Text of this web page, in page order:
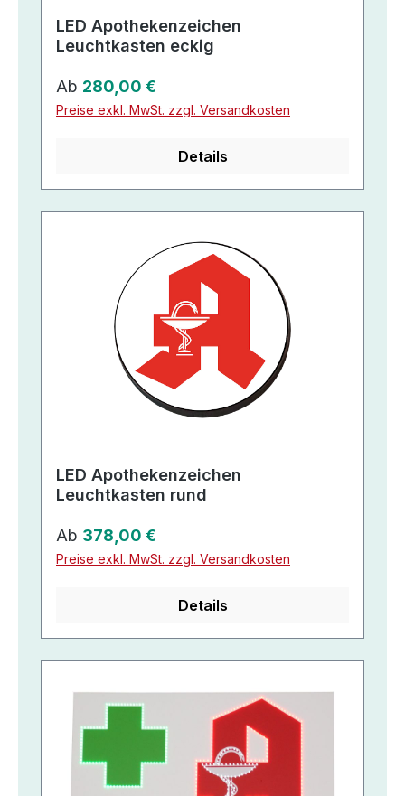
LED Apothekenzeichen
Leuchtkasten eckig
Regulärer Preis:
Ab 280,00 €
Preise exkl. MwSt. zzgl. Versandkosten
Details
LED Apothekenzeichen
Leuchtkasten rund
Regulärer Preis:
Ab 378,00 €
Preise exkl. MwSt. zzgl. Versandkosten
Details